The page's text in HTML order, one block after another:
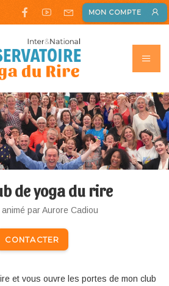
MON COMPTE
de yoga du rire
animé par Aurore Cadiou
CONTACTER
et vous ouvre les portes de mon club